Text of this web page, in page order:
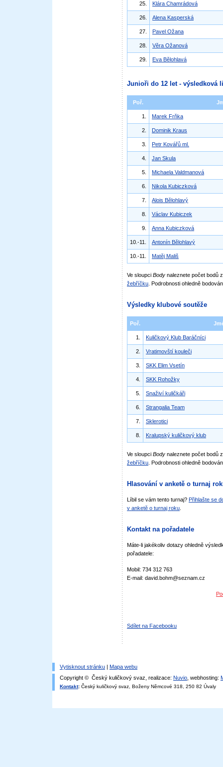
25. Klára Chamrádová
26. Alena Kasperská
27. Pavel Ožana
28. Věra Ožanová
29. Eva Bělohlavá
Junioři do 12 let - výsledková
Poř.
1. Marek Frňka
2. Dominik Kraus
3. Petr Kovářů ml.
4. Jan Skula
5. Michaela Valdmanová
6. Nikola Kubiczková
7. Alois Bělohlavý
8. Václav Kubiczek
9. Anna Kubiczková
10.-11. Antonín Bělohlavý
10.-11. Matěj Mališ
Ve sloupci Body naleznete počet bodů
žebříčku . Podrobnosti ohledně
Výsledky klubové soutěže
Poř.
1. Kuličkový Klub Baráčníci
2. Vratimovští kouleči
3. SKK Elim Vsetín
4. SKK Rohožky
5. Snaživí kuličkáři
6. Strangalia Team
7. Sklerotici
8. Kralupský kuličkový klub
Ve sloupci Body naleznete počet bodů
žebříčku . Podrobnosti ohledně
Hlasování v anketě o turnaj
Líbil se vám tento turnaj? Přihlašte se
v anketě o turnaj roku
Kontakt na pořadatele
Máte-li jakékoliv dotazy ohledně
pořadatele:
Mobil: 734 312 763
E-mail: david.bohm@seznam.cz
Sdílet na Facebooku
Vytisknout stránku | Mapa webu
Copyright © Český kuličkový svaz, realizace: Nuvio , webhosting:
Kontakt: Český kuličkový svaz, Boženy Němcové 318, 250 82 Úvaly